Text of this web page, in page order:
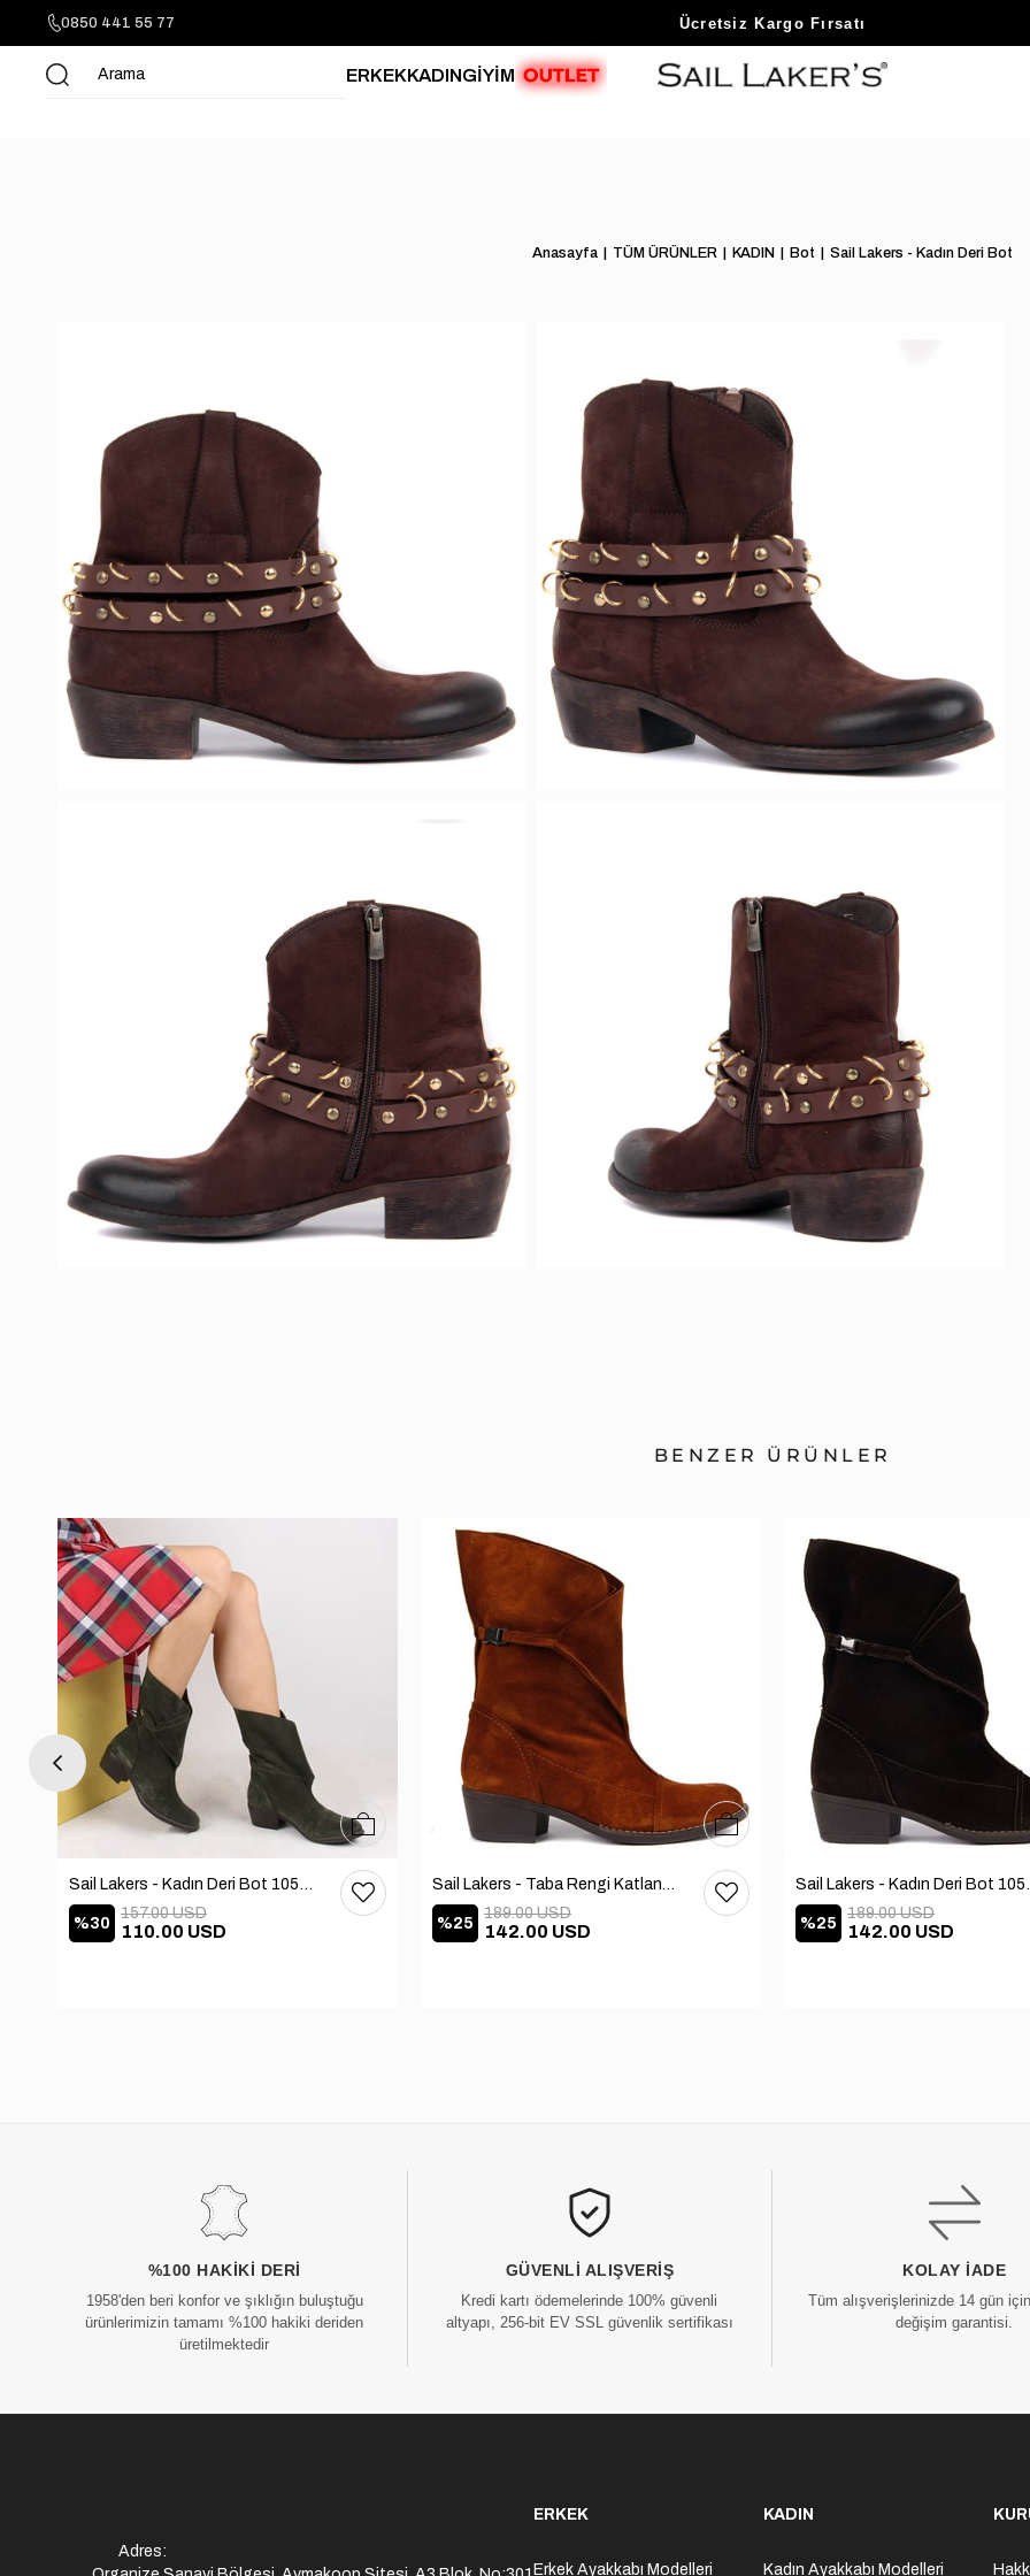
0850 441 55 77 Sezon Sonu Fırsatlarını Keşfet
Ücretsiz Kargo Fırsatı
ERKEKKADINGİYİM
Anasayfa TÜM ÜRÜNLER KADIN Bot Sail Lakers - Kadın Deri Bot
BENZER ÜRÜNLER
40
Sail Lakers - Kadın Deri Bot 105-2910-VENUS
%30 110.00 USD
157.00 USD
3637
Sail Lakers - Taba Rengi Katlanabilir Kadın Deri Bot 105-2910-VENUS
%25 142.00 USD
189.00 USD
363738
Sail
%25 142.00 USD
189.00 USD
%100 HAKIKI DERI
1958'den beri konfor ve şıklığın buluştuğu
ürünlerimizin tamamı %100 hakiki deriden
üretilmektedir
GÜVENLI ALIŞVERIŞ
Kredi kartı ödemelerinde 100% güvenli
altyapı, 256-bit EV SSL güvenlik sertifikası
KOLAY İADE
Tüm alışverişlerinizde 14 gün
değişim garantisi.
Adres:
ERKEK
Erkek Ayakkabı Modelleri
KADIN
Kadın Ayakkabı Modelleri